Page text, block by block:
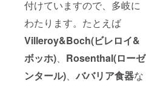
付けていますので、多岐に
わたります。たとえば
Villeroy&Boch(ビレロイ&
ボッホ)、 Rosenthal(ローゼ
ンタール)、 ババリア食器な